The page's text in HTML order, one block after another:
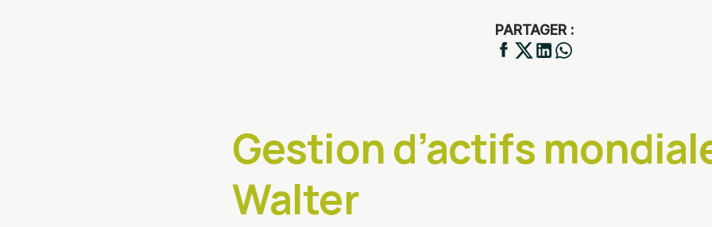
PARTAGER :
Gestion d’actifs
Walter